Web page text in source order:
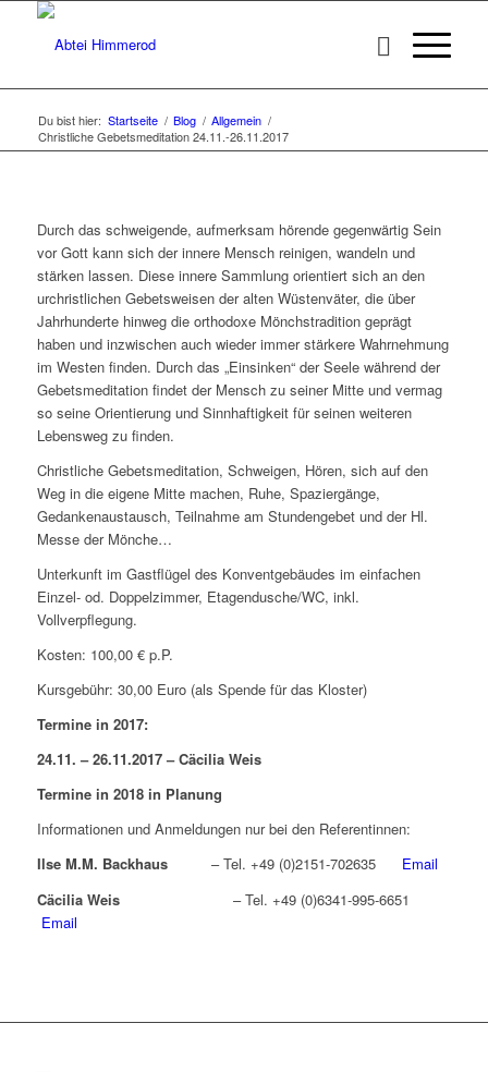
Du bist hier: Startseite / Blog / Allgemein /
Christliche Gebetsmeditation 24.11.-26.11.2017
Durch das schweigende, aufmerksam hörende gegenwärtig Sein
vor Gott kann sich der innere Mensch reinigen, wandeln und
stärken lassen. Diese innere Sammlung orientiert sich an den
urchristlichen Gebetsweisen der alten Wüstenväter, die über
Jahrhunderte hinweg die orthodoxe Mönchstradition geprägt
haben und inzwischen auch wieder immer stärkere Wahrnehmung
im Westen finden. Durch das „Einsinken“ der Seele während der
Gebetsmeditation findet der Mensch zu seiner Mitte und vermag
so seine Orientierung und Sinnhaftigkeit für seinen weiteren
Lebensweg zu finden.
Christliche Gebetsmeditation, Schweigen, Hören, sich auf den
Weg in die eigene Mitte machen, Ruhe, Spaziergänge,
Gedankenaustausch, Teilnahme am Stundengebet und der Hl.
Messe der Mönche…
Unterkunft im Gastflügel des Konventgebäudes im einfachen
Einzel- od. Doppelzimmer, Etagendusche/WC, inkl.
Vollverpflegung.
Kosten: 100,00 € p.P.
Kursgebühr: 30,00 Euro (als Spende für das Kloster)
Termine in 2017:
24.11. – 26.11.2017 – Cäcilia Weis
Termine in 2018 in Planung
Informationen und Anmeldungen nur bei den Referentinnen:
Ilse M.M. Backhaus– Tel. +49 (0)2151-702635 Email
Cäcilia Weis
– Tel. +49 (0)6341-995-6651
Email